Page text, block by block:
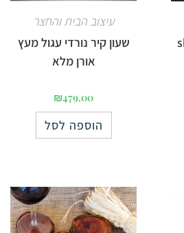
עיצוב הבית והחצר
שעון קיר נורדי עגול מעץ
אורן מלא
₪479.00
הוספה לסל